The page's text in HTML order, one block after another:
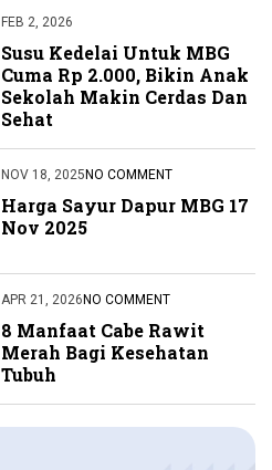
FEB 2, 2026
Susu Kedelai Untuk MBG
Cuma Rp 2.000, Bikin Anak
Sekolah Makin Cerdas Dan
Sehat
NOV 18, 2025 NO COMMENT
Harga Sayur Dapur MBG 17
Nov 2025
APR 21, 2026 NO COMMENT
8 Manfaat Cabe Rawit
Merah Bagi Kesehatan
Tubuh